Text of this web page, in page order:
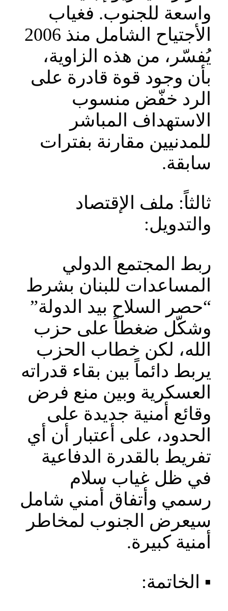
واسعة للجنوب. فغياب
الأجتياح الشامل منذ 2006
يُفسّر، من هذه الزاوية،
بأن وجود قوة قادرة على
الرد خفّض منسوب
الاستهداف المباشر
للمدنيين مقارنة بفترات
سابقة.
ثالثاً: ملف الإقتصاد
والتدويل:
ربط المجتمع الدولي
المساعدات للبنان بشرط
“حصر السلاح بيد الدولة”
وشكّل ضغطاً على حزب
الله، لكن خطاب الحزب
يربط دائماً بين بقاء قدراته
العسكرية وبين منع فرض
وقائع أمنية جديدة على
الحدود، على أعتبار أن أي
تفريط بالقدرة الدفاعية
في ظل غياب سلام
رسمي وأتفاق أمني شامل
سيعرض الجنوب لمخاطر
أمنية كبيرة.
▪️ الخاتمة: